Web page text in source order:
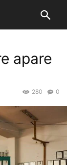
apare
0
280